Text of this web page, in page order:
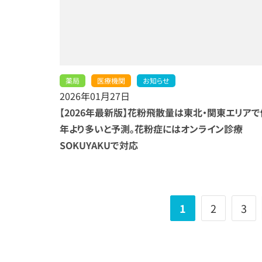
薬局 医療機関 お知らせ
2026年01月27日
【2026年最新版】花粉飛散量は東北・関東エリア
年より多いと予測。花粉症にはオンライン診療
SOKUYAKUで対応
1 2 3